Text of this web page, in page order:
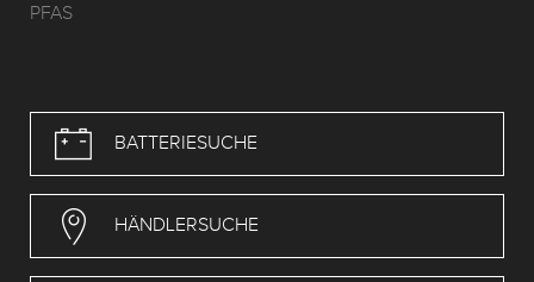
PFAS
BATTERIESUCHE
HÄNDLERSUCHE